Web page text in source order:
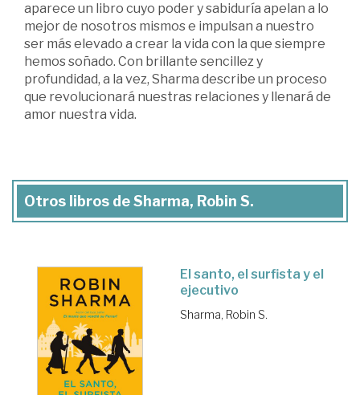
aparece un libro cuyo poder y sabiduría apelan a lo
mejor de nosotros mismos e impulsan a nuestro
ser más elevado a crear la vida con la que siempre
hemos soñado. Con brillante sencillez y
profundidad, a la vez, Sharma describe un proceso
que revolucionará nuestras relaciones y llenará de
amor nuestra vida.
Otros libros de Sharma, Robin S.
El santo, el surfista y el
ejecutivo
Sharma, Robin S.